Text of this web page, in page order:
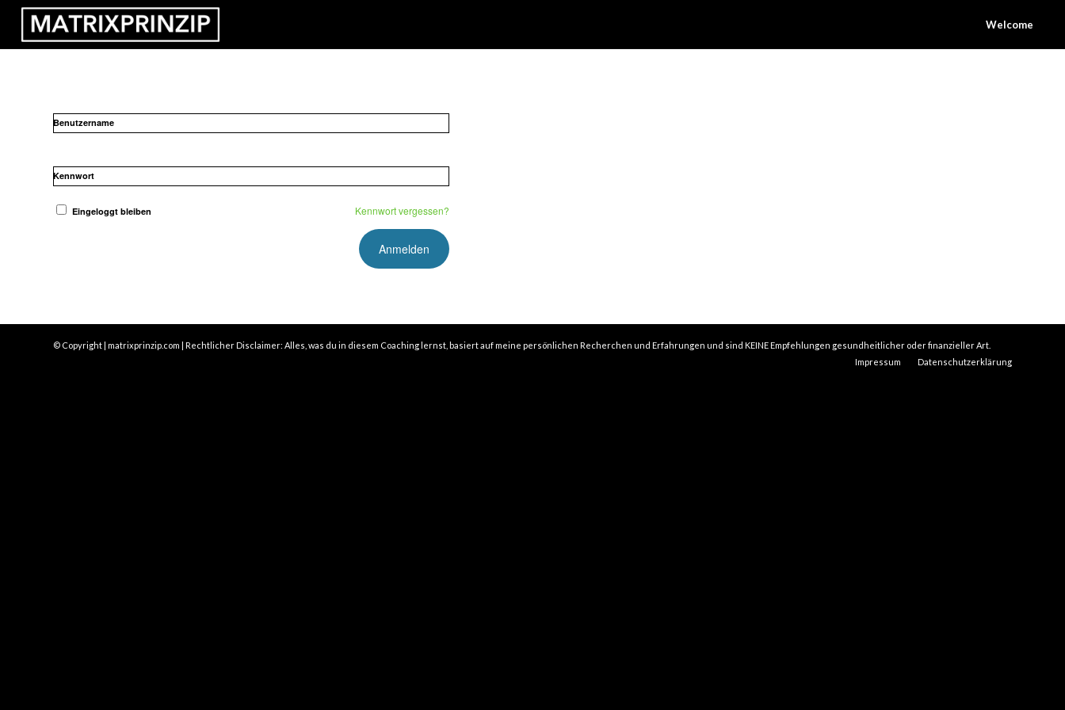
Welcome
Benutzername
Kennwort
Eingeloggt bleiben Kennwort vergessen?
© Copyright | matrixprinzip.com | Rechtlicher Disclaimer: Alles, was du in diesem Coaching lernst, basiert auf meine persönlichen Recherchen und Erfahrungen und sind KEINE Empfehlungen gesundheitlicher oder finanzieller Art.
Impressum
Datenschutzerklärung